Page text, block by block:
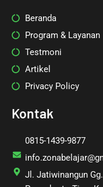
m
Beranda
Program & Layanan
Testmoni
Artikel
Privacy Policy
Kontak
0815-1439-9877
Jl. Jatiwinangun